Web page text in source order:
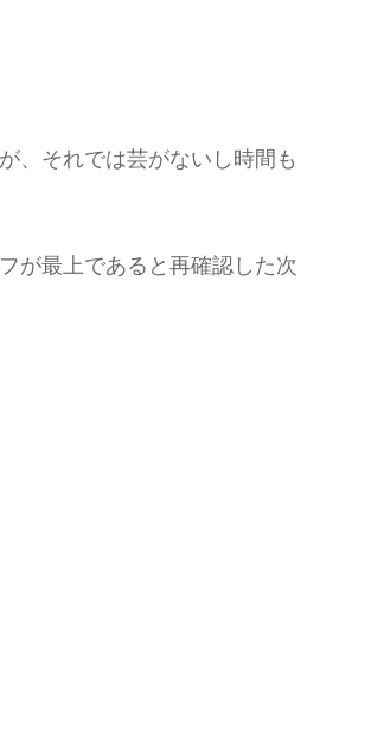
、それでは芸がないし時間も
が最上であると再確認した次